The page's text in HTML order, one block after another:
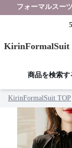
フォーマルスー
KirinFormalSuit
商品を検索す
KirinFormalSuit TOP